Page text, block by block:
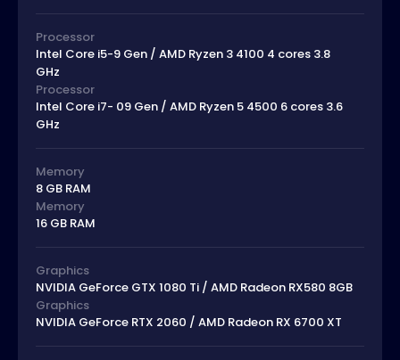
Processor
Intel Core i5-9 Gen / AMD Ryzen 3 4100 4 cores 3.8
GHz
Processor
Intel Core i7- 09 Gen / AMD Ryzen 5 4500 6 cores 3.6
GHz
Memory
8 GB RAM
Memory
16 GB RAM
Graphics
NVIDIA GeForce GTX 1080 Ti / AMD Radeon RX580 8GB
Graphics
NVIDIA GeForce RTX 2060 / AMD Radeon RX 6700 XT